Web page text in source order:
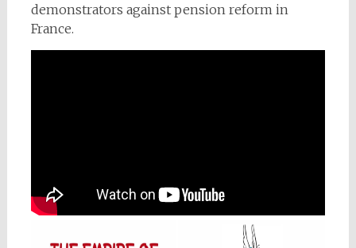
demonstrators against pension reform in
France.